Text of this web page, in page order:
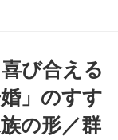
び合える
」のすす
の形／群